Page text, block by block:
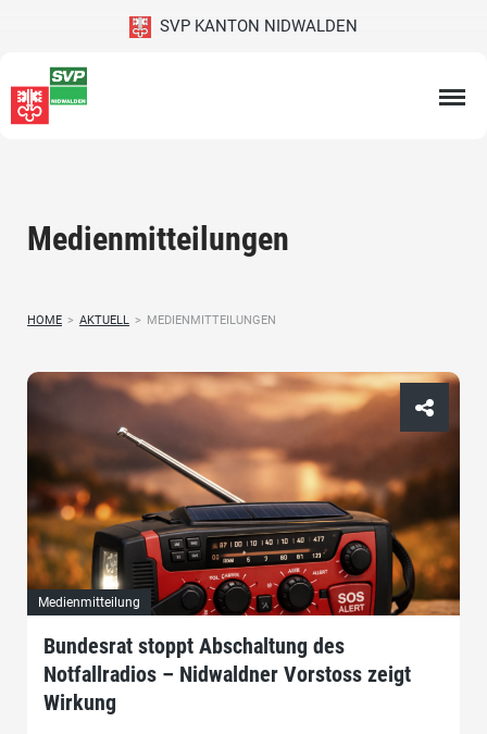
SVP KANTON NIDWALDEN
Medienmitteilungen
HOME > AKTUELL > MEDIENMITTEILUNGEN
Medienmitteilung
Bundesrat stoppt Abschaltung des
Notfallradios – Nidwaldner Vorstoss zeigt
Wirkung